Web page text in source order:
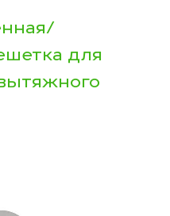
для